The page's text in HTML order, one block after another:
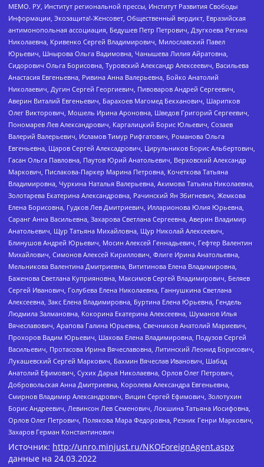
МЕМО. РУ, Институт региональной прессы, Институт Развития Свободы
Информации, Экозащита!-Женсовет, Общественный вердикт, Евразийская
антимонопольная ассоциация, Бедушев Петр Петрович, Дзугкоева Регина
Николаевна, Кривенко Сергей Владимирович, Милославский Павел
Юрьевич, Шнырова Ольга Вадимовна, Чанышева Лилия Айратовна,
Сидорович Ольга Борисовна, Туровский Александр Алексеевич, Васильева
Анастасия Евгеньевна, Ривина Анна Валерьевна, Бойко Анатолий
Николаевич, Дугин Сергей Георгиевич, Пивоваров Андрей Сергеевич,
Аверин Виталий Евгеньевич, Барахоев Магомед Бекханович, Шарипков
Олег Викторович, Мошель Ирина Ароновна, Шведов Григорий Сергеевич,
Пономарев Лев Александрович, Каргалицкий Борис Юльевич, Созаев
Валерий Валерьевич, Исламов Тимур Рифгатович, Романова Ольга
Евгеньевна, Щаров Сергей Алексадрович, Цирульников Борис Альбертович,
Гасан Ольга Павловна, Паутов Юрий Анатольевич, Верховский Александр
Маркович, Пислакова-Паркер Марина Петровна, Кочеткова Татьяна
Владимировна, Чуркина Наталья Валерьевна, Акимова Татьяна Николаевна,
Золотарева Екатерина Александровна, Рачинский Ян Збигневич, Жемкова
Елена Борисовна, Гудков Лев Дмитриевич, Илларионова Юлия Юрьевна,
Саранг Анна Васильевна, Захарова Светлана Сергеевна, Аверин Владимир
Анатольевич, Щур Татьяна Михайловна, Щур Николай Алексеевич,
Блинушов Андрей Юрьевич, Мосин Алексей Геннадьевич, Гефтер Валентин
Михайлович, Симонов Алексей Кириллович, Флиге Ирина Анатольевна,
Мельникова Валентина Дмитриевна, Вититинова Елена Владимировна,
Баженова Светлана Куприяновна, Максимов Сергей Владимирович, Беляев
Сергей Иванович, Голубева Елена Николаевна, Ганнушкина Светлана
Алексеевна, Закс Елена Владимировна, Буртина Елена Юрьевна, Гендель
Людмила Залмановна, Кокорина Екатерина Алексеевна, Шуманов Илья
Вячеславович, Арапова Галина Юрьевна, Свечников Анатолий Мариевич,
Прохоров Вадим Юрьевич, Шахова Елена Владимировна, Подузов Сергей
Васильевич, Протасова Ирина Вячеславовна, Литинский Леонид Борисович,
Лукашевский Сергей Маркович, Бахмин Вячеслав Иванович, Шабад
Анатолий Ефимович, Сухих Дарья Николаевна, Орлов Олег Петрович,
Добровольская Анна Дмитриевна, Королева Александра Евгеньевна,
Смирнов Владимир Александрович, Вицин Сергей Ефимович, Золотухин
Борис Андреевич, Левинсон Лев Семенович, Локшина Татьяна Иосифовна,
Орлов Олег Петрович, Полякова Мара Федоровна, Резник Генри Маркович,
Захаров Герман Константинович
Источник: http://unro.minjust.ru/NKOForeignAgent.aspx
данные на 24.03.2022